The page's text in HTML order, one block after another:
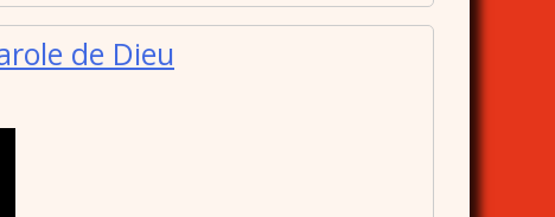
de Dieu